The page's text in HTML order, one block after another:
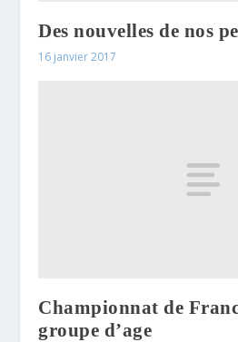
Des nouvelles de nos
16 janvier 2017
Championnat de
groupe d’age